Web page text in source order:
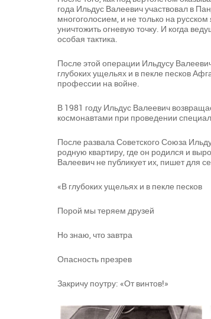
года Ильдус Валеевич участвовал в
многоголосием, и не только на
уничтожить огневую точку. И когда
особая тактика.
После этой операции Ильдусу
глубоких ущельях и в пекле песков
профессии на войне.
В 1981 году Ильдус Валеевич
космонавтами при проведении
После развала Советского Союза
родную квартиру, где он родился и
Валеевич не публикует их, пишет для
«В глубоких ущельях и в пекле песков
Порой мы теряем друзей
Но знаю, что завтра
Опасность презрев
Закричу поутру: «От винтов!»